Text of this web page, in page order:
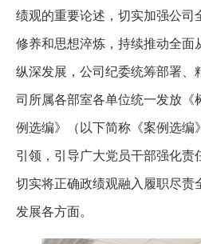
绩观的重要论述，切实加强公司
修养和思想淬炼，持续推动全面
纵深发展，公司纪委统筹部署、
司所属各部室各单位统一发放《
例选编》（以下简称《案例选编
引领，引导广大党员干部强化责
切实将正确政绩观融入履职尽责
发展各方面。